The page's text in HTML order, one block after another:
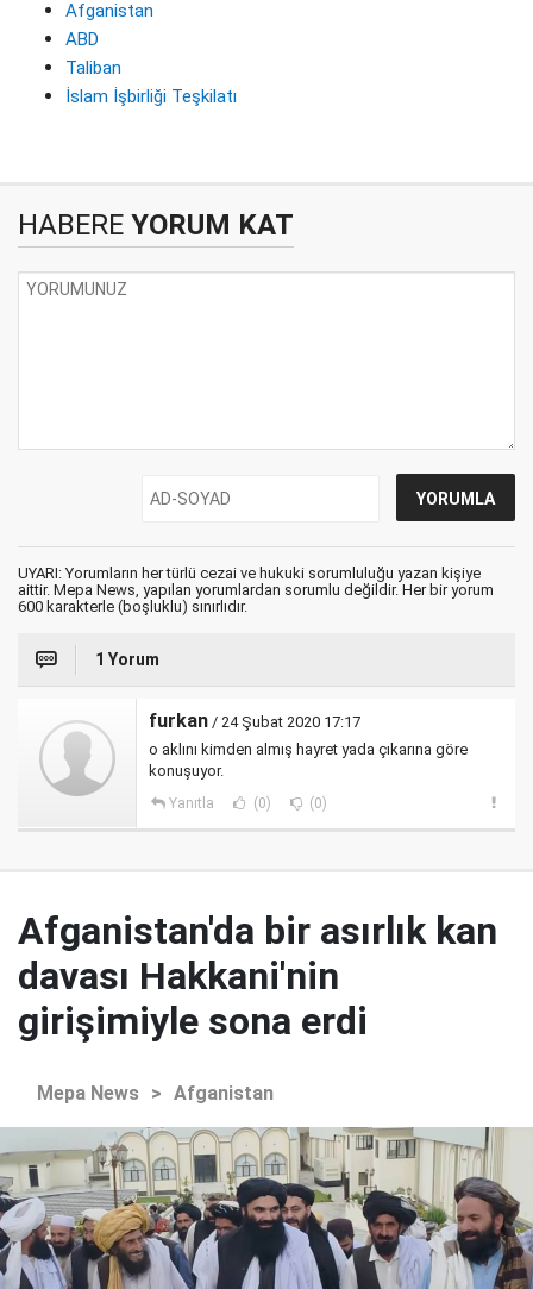
Afganistan
ABD
Taliban
İslam İşbirliği Teşkilatı
HABERE YORUM KAT
UYARI: Yorumların her türlü cezai ve hukuki sorumluluğu yazan kişiye
aittir. Mepa News, yapılan yorumlardan sorumlu değildir. Her bir yorum
600 karakterle (boşluklu) sınırlıdır.
1 Yorum
furkan / 24 Şubat 2020 17:17
o aklını kimden almış hayret yada çıkarına göre
konuşuyor.
Yanıtla (0) (0)
Afganistan'da bir asırlık kan
davası Hakkani'nin
girişimiyle sona erdi
Mepa News > Afganistan